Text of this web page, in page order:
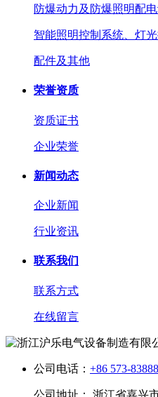
防爆动力及防爆照明配
智能照明控制系统、灯
配件及其他
荣誉资质
资质证书
企业荣誉
新闻动态
企业新闻
行业资讯
联系我们
联系方式
在线留言
公司电话： +86 573-
公司地址： 浙江省嘉兴